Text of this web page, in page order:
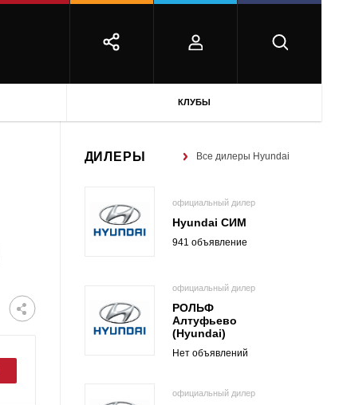
КЛУБЫ
ДИЛЕРЫ Все дилеры Hyundai
официальный дилер
Hyundai СИМ
941 объявление
официальный дилер
РОЛЬФ
Алтуфьево
(Hyundai)
Нет объявлений
официальный дилер